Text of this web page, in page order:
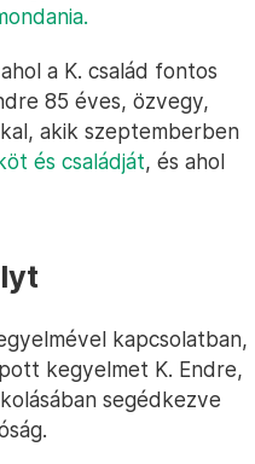
a K. család fontos
85 éves, özvegy,
akik szeptemberben
és családját, és ahol
kapcsolatban,
kegyelmet K. Endre,
segédkezve